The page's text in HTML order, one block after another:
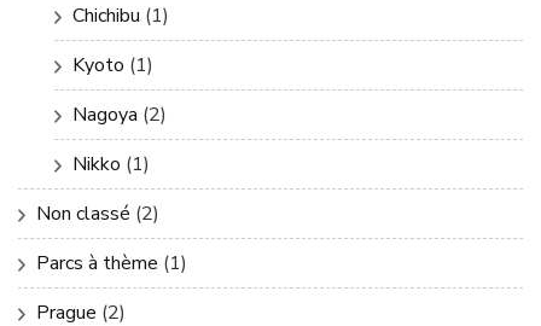
Chichibu (1)
Kyoto (1)
Nagoya (2)
Nikko (1)
Non classé (2)
Parcs à thème (1)
Prague (2)